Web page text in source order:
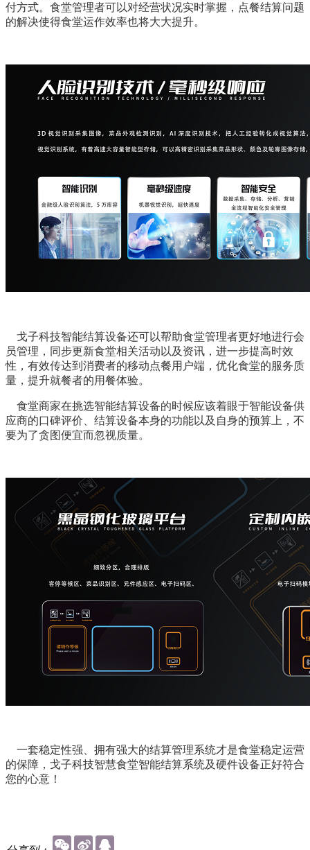
付方式。食堂管理者可以对经营状况实时掌握，点餐结算问题
的解决使得食堂运作效率也将大大提升。
戈子科技智能结算设备还可以帮助食堂管理者更好地进行会
员管理，同步更新食堂相关活动以及资讯，进一步提高时效
性，有效传达到消费者的移动点餐用户端，优化食堂的服务质
量，提升就餐者的用餐体验。
食堂商家在挑选智能结算设备的时候应该着眼于智能设备供
应商的口碑评价、结算设备本身的功能以及自身的预算上，不
要为了贪图便宜而忽视质量。
一套稳定性强、拥有强大的结算管理系统才是食堂稳定运营
的保障，戈子科技智慧食堂智能结算系统及硬件设备正好符合
您的心意！